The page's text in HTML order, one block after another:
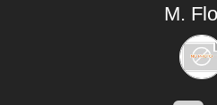
expert en
contact à
M.